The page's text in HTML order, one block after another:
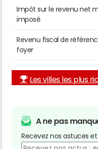
Impôt sur le revenu net
imposé
Revenu fiscal de
foyer
Les villes les plus
A ne pas
Recevez nos astuces